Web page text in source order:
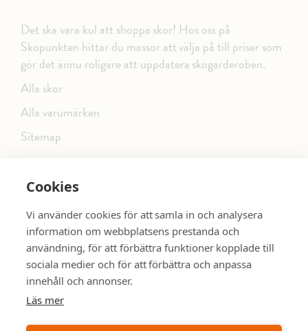
Cookies
Vi använder cookies för att samla in och analysera
information om webbplatsens prestanda och
användning, för att förbättra funktioner kopplade till
sociala medier och för att förbättra och anpassa
innehåll och annonser.
Läs mer
Det ska vara kul att shoppa skor! Hos oss på
Skopunkten hittar du massor att välja på till priser som
gör det ännu roligare att uppdatera skogarderoben.
Alla skor
Alla varumärken
Sitemap
FÖLJ OSS PÅ SOCIALA MEDIER
SE MER SKOR: dinsko.se